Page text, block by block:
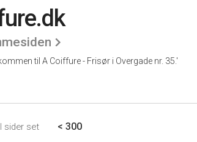
til A Coiffure - Frisør i Overgade nr. 35.'
sider set < 300